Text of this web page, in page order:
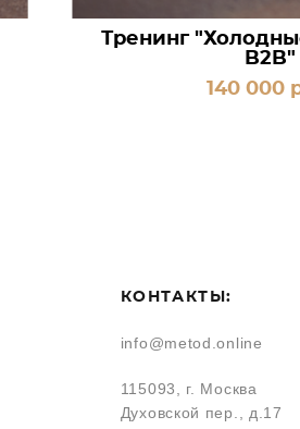
Тренинг
B2B"
140 000
КОНТАКТЫ:
info@metod.online
115093, г. Москва
Духовской пер., д.17